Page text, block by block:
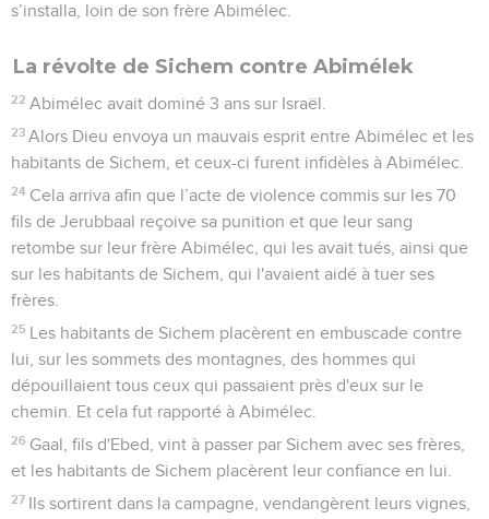
s’installa, loin de son frère Abimélec.
La révolte de Sichem contre Abimélek
22 Abimélec avait dominé 3 ans sur Israël.
23 Alors Dieu envoya un mauvais esprit entre Abimélec et les
habitants de Sichem, et ceux-ci furent infidèles à Abimélec.
24 Cela arriva afin que l’acte de violence commis sur les 70
fils de Jerubbaal reçoive sa punition et que leur sang
retombe sur leur frère Abimélec, qui les avait tués, ainsi que
sur les habitants de Sichem, qui l'avaient aidé à tuer ses
frères.
25 Les habitants de Sichem placèrent en embuscade contre
lui, sur les sommets des montagnes, des hommes qui
dépouillaient tous ceux qui passaient près d'eux sur le
chemin. Et cela fut rapporté à Abimélec.
26 Gaal, fils d'Ebed, vint à passer par Sichem avec ses frères,
et les habitants de Sichem placèrent leur confiance en lui.
27 Ils sortirent dans la campagne, vendangèrent leurs vignes,